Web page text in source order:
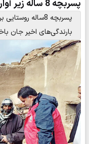
پسربچه 8 ساله زیر آوار خانه پدربزرگ جان باخت
پسربچه 8ساله
بارندگی‌های اخیر جان